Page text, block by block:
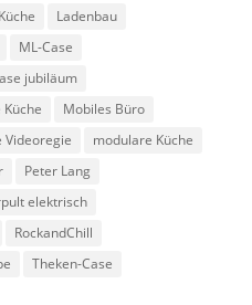
Küche
Ladenbau
ML-Case
jubiläum
Mobiles Büro
Videoregie
modulare Küche
Peter Lang
elektrisch
RockandChill
Theken-Case